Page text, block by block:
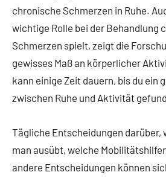
chronische Schmerzen in Ruhe.
wichtige Rolle bei der Behandlung
Schmerzen spielt, zeigt die
gewisses Maß an körperlicher
kann einige Zeit dauern, bis du ein
zwischen Ruhe und Aktivität
Tägliche Entscheidungen
man ausübt, welche
andere Entscheidungen können